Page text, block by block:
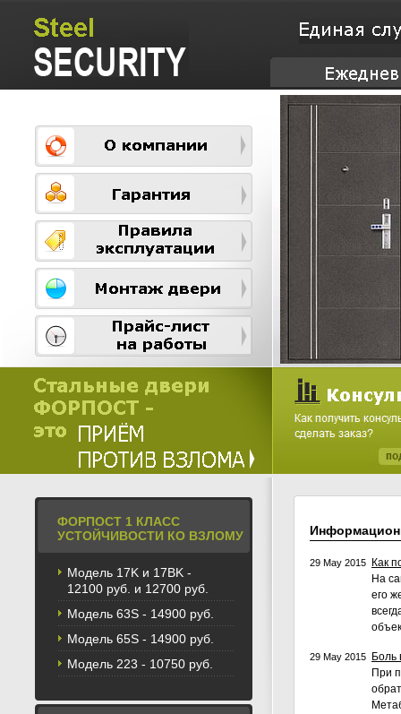
ФОРПОСТ 1 КЛАСС
УСТОЙЧИВОСТИ КО ВЗЛОМУ
Модель 17K и 17BK -
12100 руб. и 12700 руб.
Модель 63S - 14900 руб.
Модель 65S - 14900 руб.
Модель 223 - 10750 руб.
29 May 2015
Как
На
его
29 May 2015
Боль
При